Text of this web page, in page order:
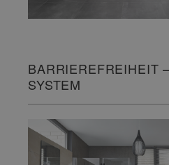
BARRIEREFREIHEIT
SYSTEM